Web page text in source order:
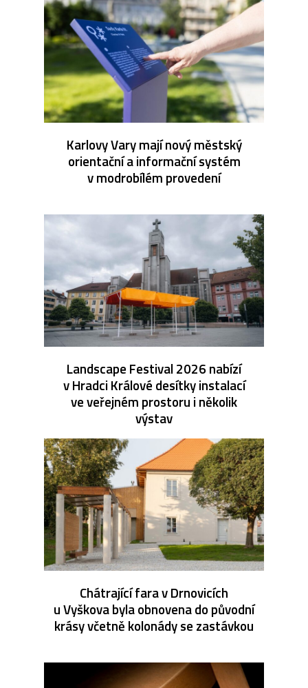
Karlovy Vary mají nový městský
orientační a informační systém
v modrobílém provedení
Landscape Festival 2026 nabízí
v Hradci Králové desítky instalací
ve veřejném prostoru i několik
výstav
Chátrající fara v Drnovicích
u Vyškova byla obnovena do původní
krásy včetně kolonády se zastávkou